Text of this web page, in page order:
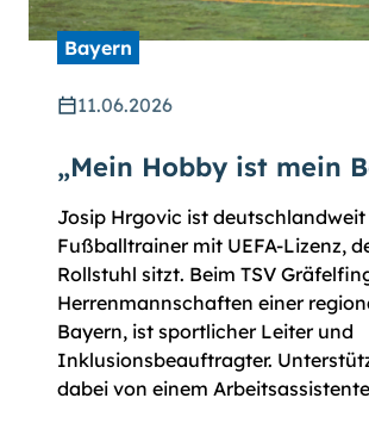
Bayern
11.06.2026
„Mein Hobby ist mein
Josip Hrgovic ist deutschlandweit
Fußballtrainer mit UEFA-Lizenz,
Rollstuhl sitzt. Beim TSV
Herrenmannschaften einer
Bayern, ist sportlicher Leiter und
Inklusionsbeauftragter.
dabei von einem